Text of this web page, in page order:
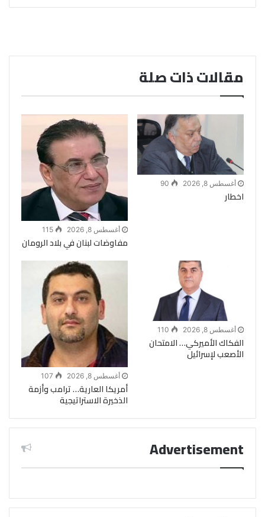
مقالات ذات صلة
أغسطس 8, 2026 90
اخطار
أغسطس 8, 2026 115
مفاوضات لبنان في بلاد الرومان
أغسطس 8, 2026 110
الفكاك الأميركي… الامتحان
الأصعب لإسرائيل
أغسطس 8, 2026 107
أمريكا العارية… ترامب وأزمة
الذخيرة الاستراتيجية
Advertisement